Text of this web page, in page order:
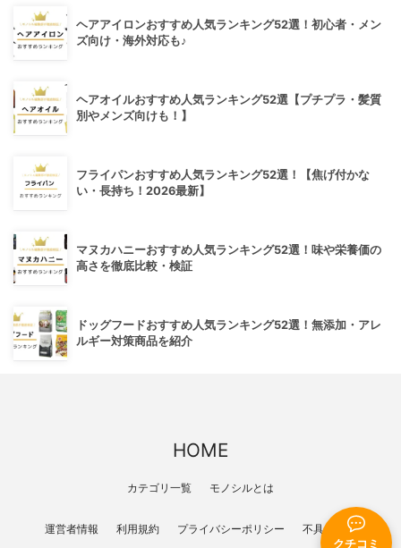
クチコミ
ヘアアイロンおすすめ人気ランキング52選！初心者・メン
ズ向け・海外対応も♪
ヘアオイルおすすめ人気ランキング52選【プチプラ・髪質
別やメンズ向けも！】
フライパンおすすめ人気ランキング52選！【焦げ付かな
い・長持ち！2026最新】
マヌカハニーおすすめ人気ランキング52選！味や栄養価の
高さを徹底比較・検証
ドッグフードおすすめ人気ランキング52選！無添加・アレ
ルギー対策商品を紹介
HOME
カテゴリ一覧 モノシルとは
運営者情報 利用規約 プライバシーポリシー 不具合報告